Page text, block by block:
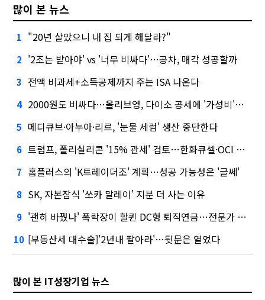
많이 본 뉴스
1 "20년 살았으니 내 집 되게 해달라?"
2 '2조는 받아야' vs '너무 비싸다'…공차, 매각 성공할까
3 전액 비과세+소득공제까지 주는 ISA 나온다
4 2000원도 비싸다…올리브영, 다이소 공세에 '가성비'로 맞불
5 메디큐브·아누아·리르, '눈물 세럼' 생산 중단한다
6 트럼프, 폴리실리콘 '15% 관세' 검토…한화큐셀·OCI 영향은?
7 홈플러스의 'K트레이더조' 계획…성공 가능성은 '글쎄'
8 SK, 자본잠식 '쏘카 말레이' 지분 더 사는 이유
9 '괜히 바꿨나' 폭락장이 할퀸 DC형 퇴직연금…전문가 조언은
10 [부동산세 대수술]'2년내 팔아라'…뒷문은 열었다
많이 본 IT성장기업 뉴스